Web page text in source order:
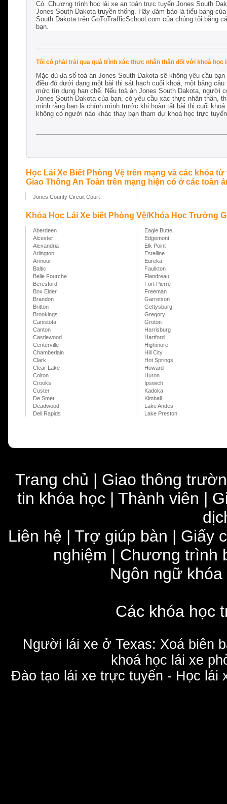
Có. Chương trình học lái xe an toàn trực tuyến Jones South
Jones South Dakota truyền thống. Hãy đảm bảo là tiểu bang
South Dakota trên GoToTrafficSchool.com của chúng tôi bằng
bạn.
Tôi có phải trải qua quá trình xác thực nhân thân đối với khoá
Mặc dù đa số toà án Jones South Dakota sẽ không yêu cầu
điều đó dưới dạng một bài thi sát hạch cuối khoá, một bảng
mức tín dụng hạn chế. Nếu toà án Jones South Dakota, người
Jones South Dakota của bạn, có yêu cầu xác thực nhân thân,
minh rằng bạn là chính mình trước khi hoàn tất bài thi cuối
không có người nào khác thay bạn tham dự khoá học trực
Học Lái Xe Biết Phòng Vệ trên mạng và các khóa
Giao Thông An Toàn trên mạng hiện có ở các toàn
Jones County Circuit Court
Khóa Học Lái Xe biết Phòng Vệ/Khóa Học Trường
Aberdeen
Eagle Butte
Alcester
Edgemont
Alexandria
Elk Point
Arlington
Estelline
Armour
Eureka
Baltic
Faulkton
Belle Fourche
Flandreau
Beresford
Fort Pierre
Box Elder
Freeman
Brandon
Garretson
Britton
Gettysburg
Brookings
Gregory
Canistota
Groton
Canton
Harrisburg
Castlewood
Hartford
Centerville
Highmore
Chamberlain
Hill City
Clark
Hot Springs
Clear Lake
Howard
Colton
Huron
Crooks
Ipswich
Custer
Kadoka
De Smet
Kimball
Deadwood
Lake Andes
Dell Rapids
Lake Preston
Trang chủ | Giao thông
tin khóa học | Thành viên |
Liên hệ | Trợ giúp bàn | Giấy
nghiệm | Chương trình
Ngôn ngữ khóa
Các khóa học
Người lái xe ở Texas: Xoá biên
khoá học lái xe
Đào tạo lái xe trực tuyến - Học